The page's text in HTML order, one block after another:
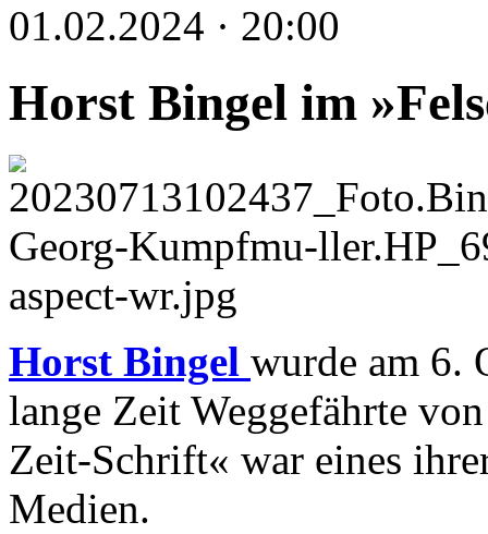
01.02.2024 · 20:00
Horst Bingel im
Horst Bingel wurde am 6.
lange Zeit Weggefährte
Zeit-Schrift« war eines
Medien.